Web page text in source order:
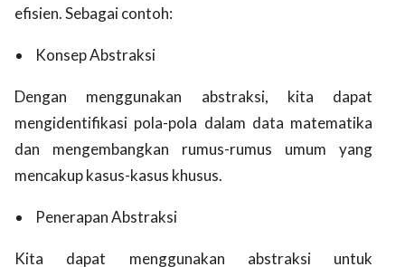
efisien. Sebagai contoh:
Konsep Abstraksi
Dengan menggunakan abstraksi, kita dapat
mengidentifikasi pola-pola dalam data matematika
dan mengembangkan rumus-rumus umum yang
mencakup kasus-kasus khusus.
Penerapan Abstraksi
Kita dapat menggunakan abstraksi untuk